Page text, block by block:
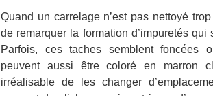
Quand un carrelage n’est pas nettoyé
de remarquer la formation d’impuretés
Parfois, ces taches semblent foncées
peuvent aussi être coloré en marron
irréalisable de les changer